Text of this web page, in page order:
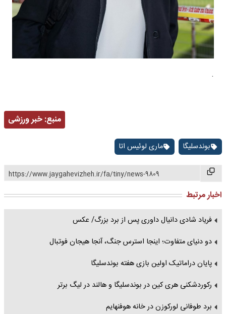
.
منبع:خبر ورزشی
بوندسلیگا ماری لوئیس اتا
https://www.jaygahevizheh.ir/fa/tiny/news-9809
اخبار مرتبط
فریاد شادی دانیال داوری پس از برد بزرگ/ عکس
دو دنیای متفاوت؛ اینجا استرس جنگ، آنجا هیجان فوتبال
پایان دراماتیک اولین بازی هفته بوندسلیگا
رکوردشکنی هری کین در بوندسلیگا و هالند در لیگ برتر
برد طوفانی لورکوزن در خانه هوفنهایم